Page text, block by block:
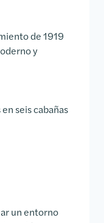
de 1919
y
seis cabañas
un entorno